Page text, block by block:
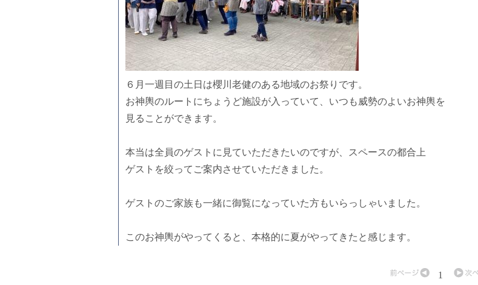
６月一週目の土日は櫻川老健のある地域のお祭りです。
お神輿のルートにちょうど施設が入っていて、いつも威勢のよいお神輿を
見ることができます。
本当は全員のゲストに見ていただきたいのですが、スペースの都合上
ゲストを絞ってご案内させていただきました。
ゲストのご家族も一緒に御覧になっていた方もいらっしゃいました。
このお神輿がやってくると、本格的に夏がやってきたと感じます。
1